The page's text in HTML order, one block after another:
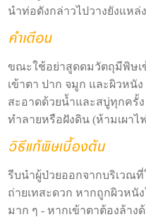
นำท่อดังกล่าวไปวางยังแหล่
ขณะใช้อย่าสูดดมวัตถุมีพิษเ
เข้าตา ปาก จมูก และผิวหนั
สะอาดด้วยน้ำและสบู่ทุกครั้
ทำลายหรือฝังดิน (ห้ามเผาไ
รีบนำผู้ป่วยออกจากบริเวณ
ถ่ายเทสะดวก หากถูกผิวหนั
มาก ๆ - หากเข้าตาต้องล้าง